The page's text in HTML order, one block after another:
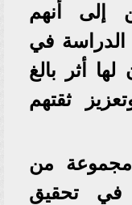
إلى أنهم
الدراسة في
لها أثر بالغ
ثقتهم
من
في تحقيق